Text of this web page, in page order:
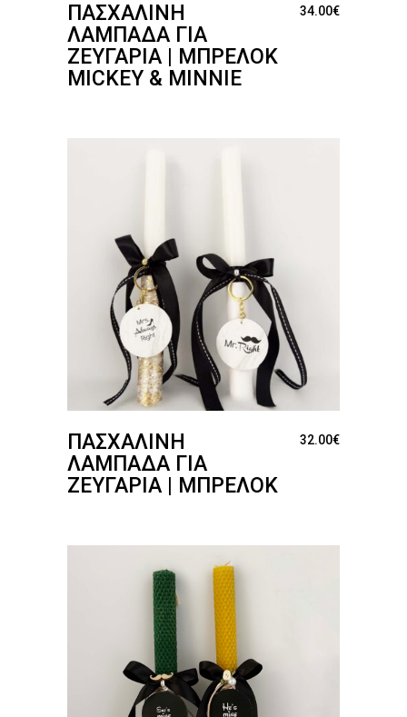
ΠΑΣΧΑΛΙΝΉ
ΛΑΜΠΆΔΑ ΓΙΑ
ΖΕΥΓΆΡΙΑ | ΜΠΡΕΛΌΚ
MICKEY & MINNIE
34.00€
ΠΑΣΧΑΛΙΝΉ
ΛΑΜΠΆΔΑ ΓΙΑ
ΖΕΥΓΆΡΙΑ | ΜΠΡΕΛΌΚ
32.00€